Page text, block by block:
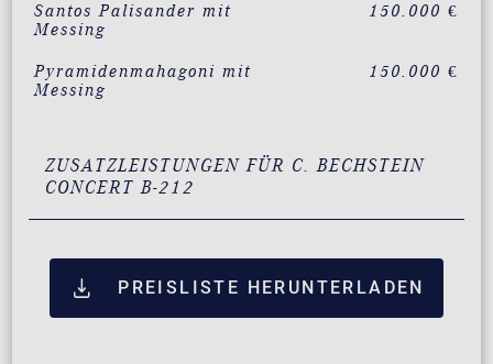
Santos Palisander mit
Messing
150.000 €
Pyramidenmahagoni mit
Messing
150.000 €
ZUSATZLEISTUNGEN FÜR C. BECHSTEIN
CONCERT B-212
PREISLISTE HERUNTERLADEN